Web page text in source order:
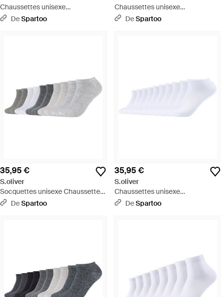
Chaussettes unisexe
Chaussettes Paquet de 20 - Blanc
DeSpartoo
Chaussettes unisexe
Chaussettes Paquet de 10 - Bleu
DeSpartoo
35,95 €
S.oliver
Socquettes unisexe Chaussettes
Paquet de 10 - Gris
DeSpartoo
35,95 €
S.oliver
Chaussettes unisexe
Chaussettes Paquet de 10 - Blanc
DeSpartoo